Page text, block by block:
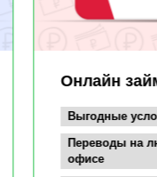
Онлайн
Выгодные
Переводы на
офисе